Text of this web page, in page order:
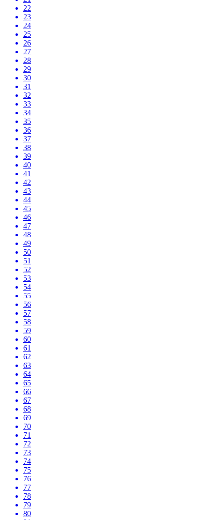
22
23
24
25
26
27
28
29
30
31
32
33
34
35
36
37
38
39
40
41
42
43
44
45
46
47
48
49
50
51
52
53
54
55
56
57
58
59
60
61
62
63
64
65
66
67
68
69
70
71
72
73
74
75
76
77
78
79
80